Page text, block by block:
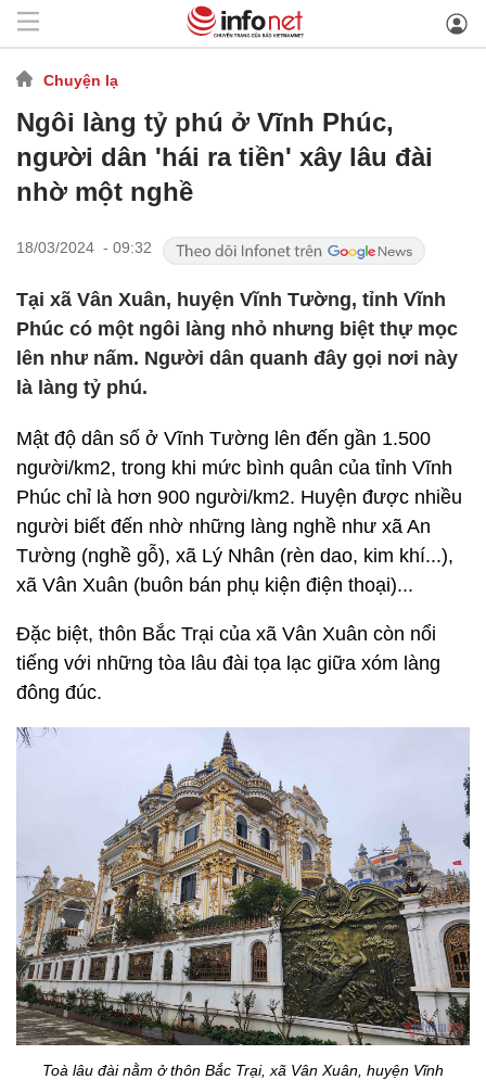
Chuyện lạ
Ngôi làng tỷ phú ở Vĩnh Phúc,
người dân 'hái ra tiền' xây lâu đài
nhờ một nghề
18/03/2024 - 09:32
Tại xã Vân Xuân, huyện Vĩnh Tường, tỉnh Vĩnh
Phúc có một ngôi làng nhỏ nhưng biệt thự mọc
lên như nấm. Người dân quanh đây gọi nơi này
là làng tỷ phú.
Mật độ dân số ở Vĩnh Tường lên đến gần 1.500
người/km2, trong khi mức bình quân của tỉnh Vĩnh
Phúc chỉ là hơn 900 người/km2. Huyện được nhiều
người biết đến nhờ những làng nghề như xã An
Tường (nghề gỗ), xã Lý Nhân (rèn dao, kim khí...),
xã Vân Xuân (buôn bán phụ kiện điện thoại)...
Đặc biệt, thôn Bắc Trại của xã Vân Xuân còn nổi
tiếng với những tòa lâu đài tọa lạc giữa xóm làng
đông đúc.
Toà lâu đài nằm ở thôn Bắc Trại, xã Vân Xuân, huyện Vĩnh